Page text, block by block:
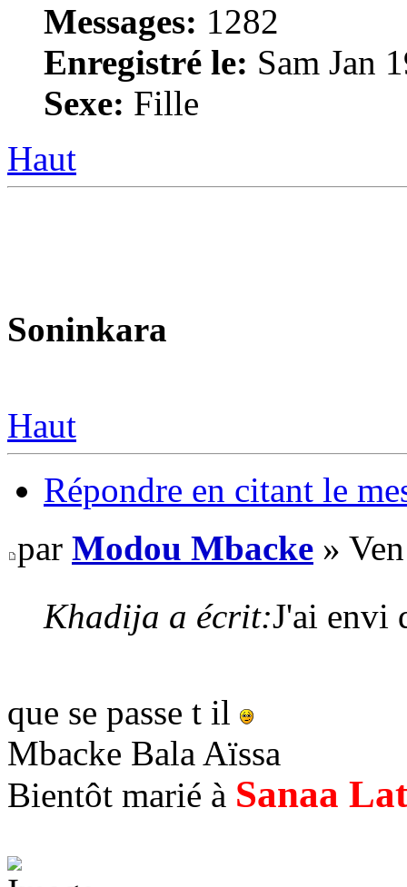
Messages: 1282
Enregistré le: Sam Jan
Sexe: Fille
Haut
Soninkara
Haut
Répondre en citant le
par Modou Mbacke »
Khadija a écrit:J'ai envi
que se passe t il
Mbacke Bala Aïssa
Bientôt marié à Sanaa